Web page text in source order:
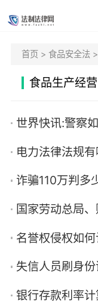
首页> 食品安全法>
食品生产经营